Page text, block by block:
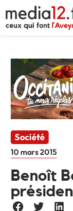
Société
10 mars 2015
Benoît